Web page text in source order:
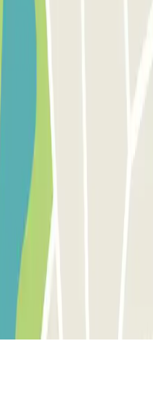
gebruiken: